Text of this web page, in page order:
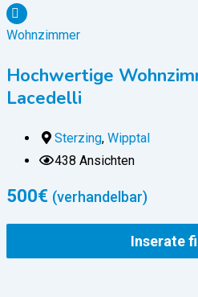
Wohnzimmer
Hochwertige
Lacedelli
Sterzing, Wipptal
438 Ansichten
500€ (verhandelbar)
Inserate